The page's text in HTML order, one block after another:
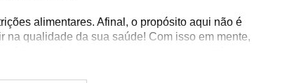
alimentares. Afinal, o propósito aqui não é
qualidade da sua saúde! Com isso em mente,
feitas na forma como enxergamos a comida e nos
descobrir como fazer tudo isso e nutrir seu